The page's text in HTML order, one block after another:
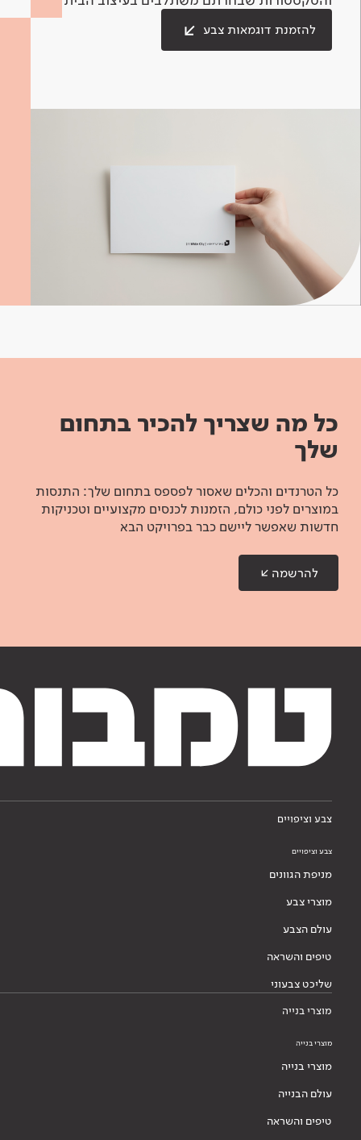
להזמנת דוגמאות צבע
כל מה שצריך להכיר בתחום
שלך
כל הטרנדים והכלים שאסור לפספס בתחום שלך: התנסות
במוצרים לפני כולם, הזמנות לכנסים מקצועיים וטכניקות
חדשות שאפשר ליישם כבר בפרויקט הבא
להרשמה
צבע וציפויים
צבע וציפויים
מניפת הגוונים
מוצרי צבע
עולם הצבע
טיפים והשראה
שליכט צבעוני
מוצרי בנייה
מוצרי בנייה
מוצרי בנייה
עולם הבנייה
טיפים והשראה